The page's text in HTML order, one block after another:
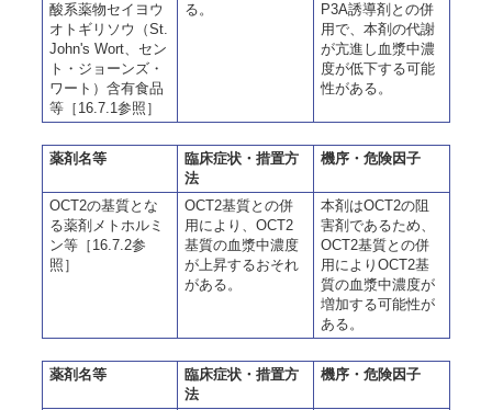
酸系薬物セイヨウ
オトギリソウ（St.
John's Wort、セン
ト・ジョーンズ・
ワート）含有食品
等［16.7.1参照］
る。
P3A誘導剤との併
用で、本剤の代謝
が亢進し血漿中濃
度が低下する可能
性がある。
薬剤名等
臨床症状・措置方
法
機序・危険因子
OCT2の基質とな
る薬剤メトホルミ
ン等［16.7.2参
照］
OCT2基質との併
用により、OCT2
基質の血漿中濃度
が上昇するおそれ
がある。
本剤はOCT2の阻
害剤であるため、
OCT2基質との併
用によりOCT2基
質の血漿中濃度が
増加する可能性が
ある。
薬剤名等
臨床症状・措置方
法
機序・危険因子